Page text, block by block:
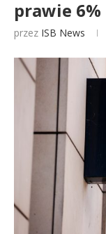
prawie 6%
przez ISB News